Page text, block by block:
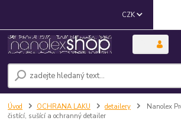
CZK
Úvod OCHRANA LAKU detailery
Nanolex
čistící, sušící a ochranný detailer